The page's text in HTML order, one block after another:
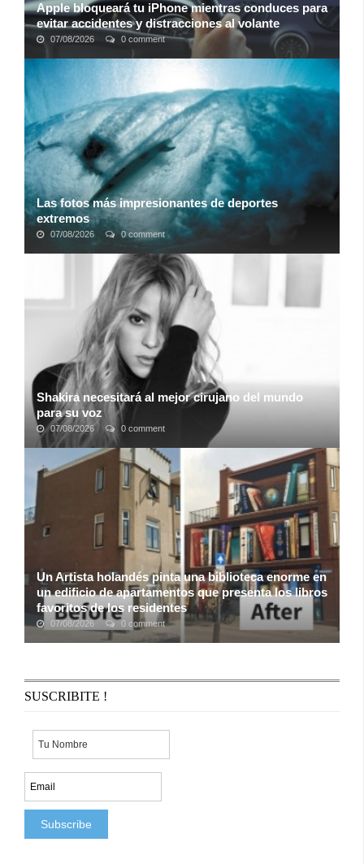
Apple bloqueará tu iPhone mientras conduces para
evitar accidentes y distracciones al volante
07/08/2026 0 comment
La multinacional estadounidense incorporará una gran
novedad a su sistema operativo iOS 11, que saldrá
próximamente. Esa novedad lleva por nombre ...
Las fotos más impresionantes de deportes
extremos
07/08/2026 0 comment
Hay alguna cosa atrayente en la combinación de deseo y
miedo. Los deportes de aventura se pueden plantear desde
un reto personal, la superación ...
Shakira necesitará al mejor cirujano del mundo
para su voz
07/08/2026 0 comment
Saltaron las primeras alarmas cuando Shakira suspendió los
primeros conciertos que tenía programados para su gira El
Dorado, sirenas que sonaron con ...
Un Artista holandés pinta una biblioteca enorme en
un edificio de apartamentos que presenta los libros
favoritos de los residentes
07/08/2026 0 comment
Mientras que muchos artistas callejeros seleccionan edificios
SUSCRIBITE !